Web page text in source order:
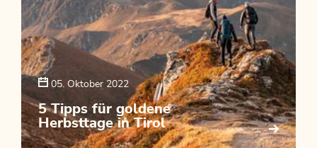
05. Oktober 2022
5 Tipps für goldene
Herbsttage in Tirol